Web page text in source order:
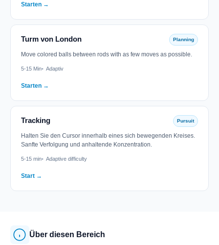
Starten →
Turm von London Planning
Move colored balls between rods with as few moves as possible.
5-15 Min Adaptiv
Starten →
Tracking Pursuit
Halten Sie den Cursor innerhalb eines sich bewegenden Kreises.
Sanfte Verfolgung und anhaltende Konzentration.
5-15 min Adaptive difficulty
Start →
Über diesen Bereich